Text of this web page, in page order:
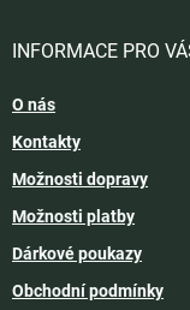
INFORMACE PRO
O nás
Kontakty
Možnosti dopravy
Možnosti platby
Dárkové poukazy
Obchodní podmínky